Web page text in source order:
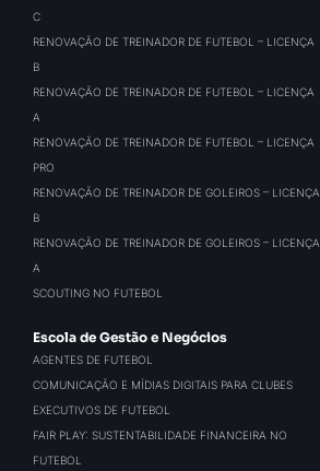
C
RENOVAÇÃO DE TREINADOR DE FUTEBOL – LICENÇA
B
RENOVAÇÃO DE TREINADOR DE FUTEBOL – LICENÇA
A
RENOVAÇÃO DE TREINADOR DE FUTEBOL – LICENÇA
PRO
RENOVAÇÃO DE TREINADOR DE GOLEIROS – LICENÇA
B
RENOVAÇÃO DE TREINADOR DE GOLEIROS – LICENÇA
A
SCOUTING NO FUTEBOL
Escola de Gestão e Negócios
AGENTES DE FUTEBOL
COMUNICAÇÃO E MÍDIAS DIGITAIS PARA CLUBES
EXECUTIVOS DE FUTEBOL
FAIR PLAY: SUSTENTABILIDADE FINANCEIRA NO
FUTEBOL